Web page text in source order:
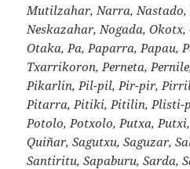
Mutilzahar, Narra, Nastado,
Neskazahar, Nogada,
Otaka, Pa, Paparra, Papau,
Txarrikoron, Perneta,
Pikarlin, Pil-pil, Pir-pir,
Pitarra, Pitiki, Pitilin, Plisti-
Potolo, Potxolo, Putxa,
Quiñar, Sagutxu, Saguzar,
Santiritu, Sapaburu, Sarda,